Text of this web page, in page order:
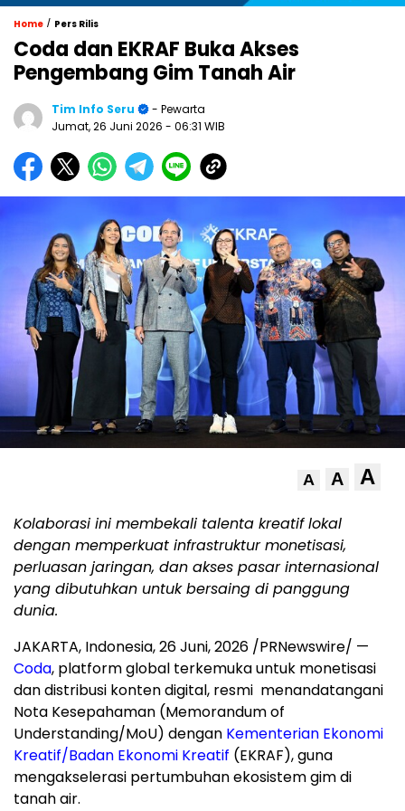
Home / Pers Rilis
Coda dan EKRAF Buka Akses
Pengembang Gim Tanah Air
Tim Info Seru
- Pewarta
Jumat, 26 Juni 2026 - 06:31 WIB
A A A
Kolaborasi ini membekali talenta kreatif lokal
dengan memperkuat infrastruktur monetisasi,
perluasan jaringan, dan akses pasar internasional
yang dibutuhkan untuk bersaing di panggung
dunia.
JAKARTA, Indonesia,26 Juni, 2026 /PRNewswire/ —
Coda, platform global terkemuka untuk monetisasi
dan distribusi konten digital, resmi menandatangani
Nota Kesepahaman (Memorandum of
Understanding/MoU) dengan Kementerian Ekonomi
Kreatif/Badan Ekonomi Kreatif (EKRAF), guna
mengakselerasi pertumbuhan ekosistem gim di
tanah air.